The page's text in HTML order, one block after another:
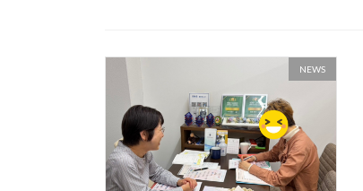
NEWS